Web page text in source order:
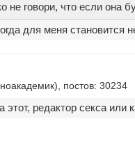
не говори, что если она
для меня становится
постов: 30234
этот, редактор секса или